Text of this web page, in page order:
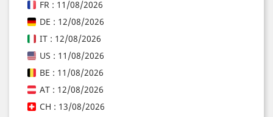
FR : 11/08/2026
DE : 12/08/2026
IT : 12/08/2026
US : 11/08/2026
BE : 11/08/2026
AT : 12/08/2026
CH : 13/08/2026